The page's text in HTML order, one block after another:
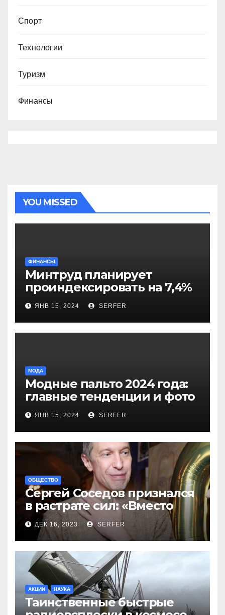
Спорт
Технологии
Туризм
Финансы
YOU MISSED
ФИНАНСЫ
Минтруд планирует
проиндексировать на 7,4%
более 40 выплат и
компенсаций
ЯНВ 15, 2024 SERFER
МОДА
Модные пальто 2024 года:
главные тенденции и фото
новинок
ЯНВ 15, 2024 SERFER
ОБЩЕСТВО
Сергей Соседов признался
в растрате сил: «Вместо
меня взяли Пригожина»
ДЕК 16, 2023 SERFER
АКЦИИ НАУКА
Таинственные быстрые